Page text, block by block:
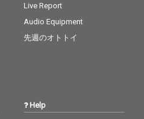
Live Report
Audio Equipment
先週のオトトイ
Help